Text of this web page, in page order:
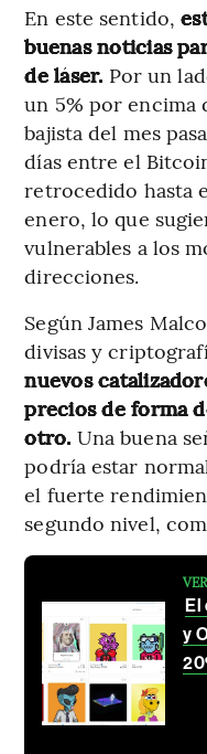
En este sentido,
buenas noticias
de láser. Por un
un 5% por encima
bajista del mes
días entre el
retrocedido hasta
enero, lo que
vulnerables a los
direcciones.
Según James
divisas y
nuevos
precios de forma
otro. Una buena
podría estar
el fuerte
segundo nivel,
El
y